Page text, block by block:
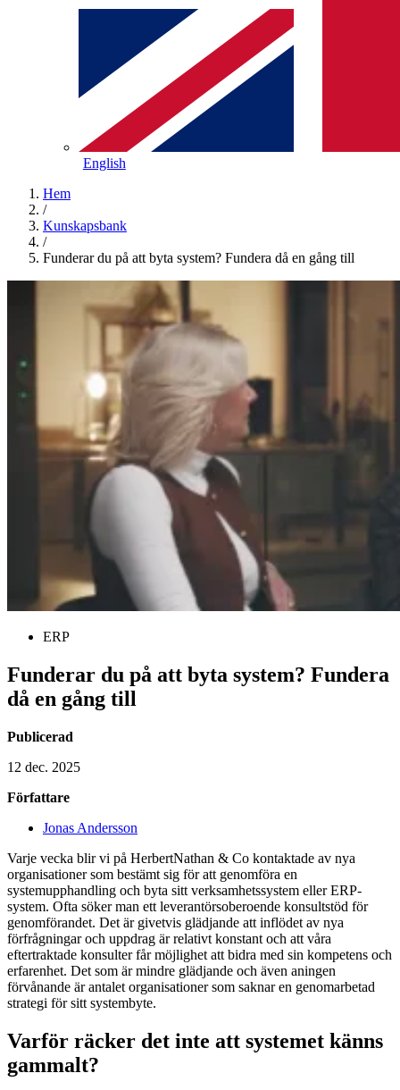
English
Hem
/
Kunskapsbank
/
Funderar du på att byta system? Fundera då en gång till
ERP
Funderar du på att byta system? Fundera
då en gång till
Publicerad
12 dec. 2025
Författare
Jonas Andersson
Varje vecka blir vi på HerbertNathan & Co kontaktade av nya
organisationer som bestämt sig för att genomföra en
systemupphandling och byta sitt verksamhetssystem eller ERP-
system. Ofta söker man ett leverantörsoberoende konsultstöd för
genomförandet. Det är givetvis glädjande att inflödet av nya
förfrågningar och uppdrag är relativt konstant och att våra
eftertraktade konsulter får möjlighet att bidra med sin kompetens och
erfarenhet. Det som är mindre glädjande och även aningen
förvånande är antalet organisationer som saknar en genomarbetad
strategi för sitt systembyte.
Varför räcker det inte att systemet känns
gammalt?